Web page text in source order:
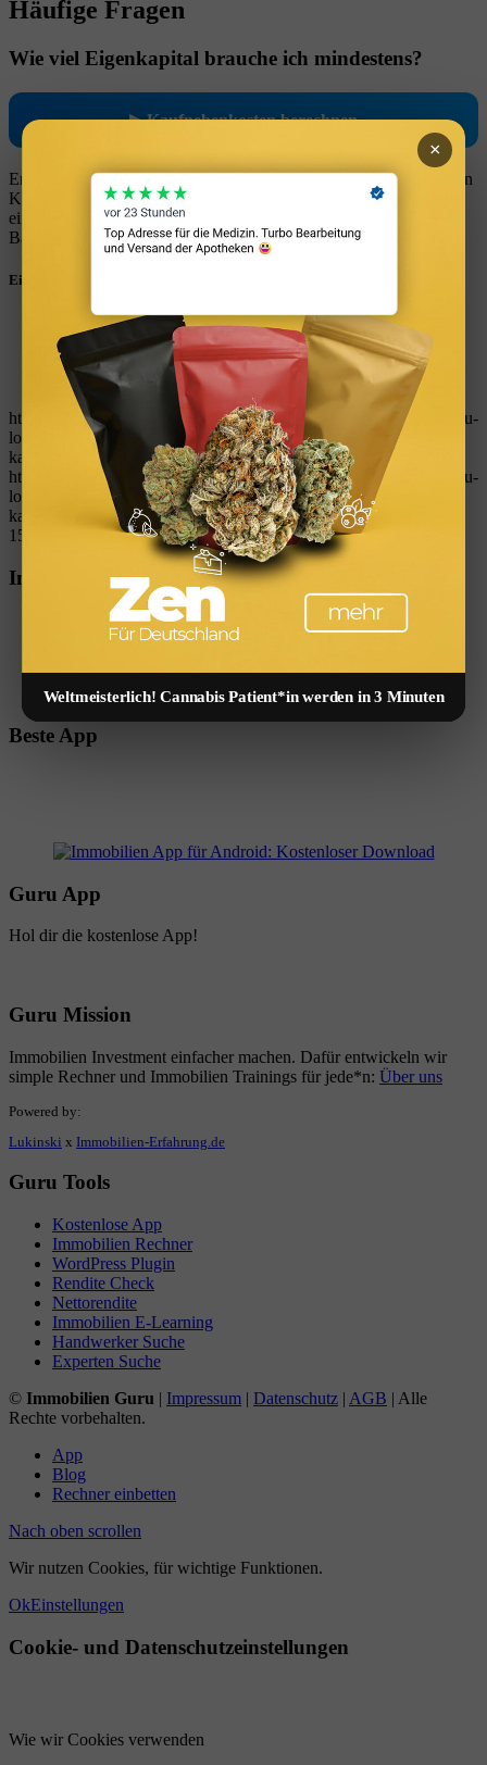
Häufige Fragen
Wie viel Eigenkapital brauche ich mindestens?
▶ Kaufnebenkosten berechnen
Empfohlen werden 20–30 % des Kaufpreises plus die vollständigen
Kaufnebenkosten aus Eigenmitteln. Je mehr Eigenkapital Sie
einbringen, desto bessere Zinskonditionen erhalten Sie von der
Bank.
Eintrag teilen
Teilen auf WhatsApp
Teilen auf LinkedIn
Teilen auf Reddit
Per E-Mail teilen
https://immobilienguru.one/wp-content/uploads/2023/03/ImmoGuru-
logo-immobilien-finanzen-tools-rechner-kostenlos-vermoegen-
kapitalanlage-geld-verdienen.svg 0 0 W_kinski
https://immobilienguru.one/wp-content/uploads/2023/03/ImmoGuru-
logo-immobilien-finanzen-tools-rechner-kostenlos-vermoegen-
kapitalanlage-geld-verdienen.svg W_kinski2026-02-12
15:30:09
2026-02-12 15:30:09Notarkosten (Immobilienkauf)
Immobilien App
Beste App
Guru App
Hol dir die kostenlose App!
Guru Mission
Immobilien Investment einfacher machen. Dafür entwickeln wir
simple Rechner und Immobilien Trainings für jede*n: Über uns
Powered by:
Lukinski x Immobilien-Erfahrung.de
Guru Tools
Kostenlose App
Immobilien Rechner
WordPress Plugin
Rendite Check
Nettorendite
Immobilien E-Learning
Handwerker Suche
Experten Suche
© Immobilien Guru | Impressum | Datenschutz | AGB | Alle
Rechte vorbehalten.
App
Blog
Rechner einbetten
Nach oben scrollen
Wir nutzen Cookies, für wichtige Funktionen.
OkEinstellungen
Cookie- und Datenschutzeinstellungen
Wie wir Cookies verwenden
Weltmeisterlich! Cannabis Patient*in werden in 3 Minuten
×